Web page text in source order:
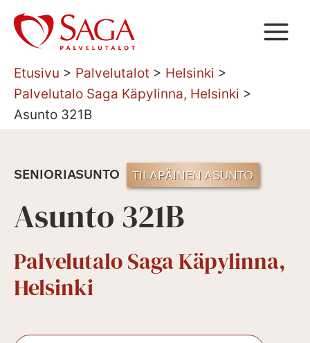
Siirry
sisältöön
Etusivu > Palvelutalot > Helsinki >
Palvelutalo Saga Käpylinna, Helsinki >
Asunto 321B
SENIORIASUNTO TILAPÄINEN ASUNTO
Asunto 321B
Palvelutalo Saga Käpylinna,
Helsinki